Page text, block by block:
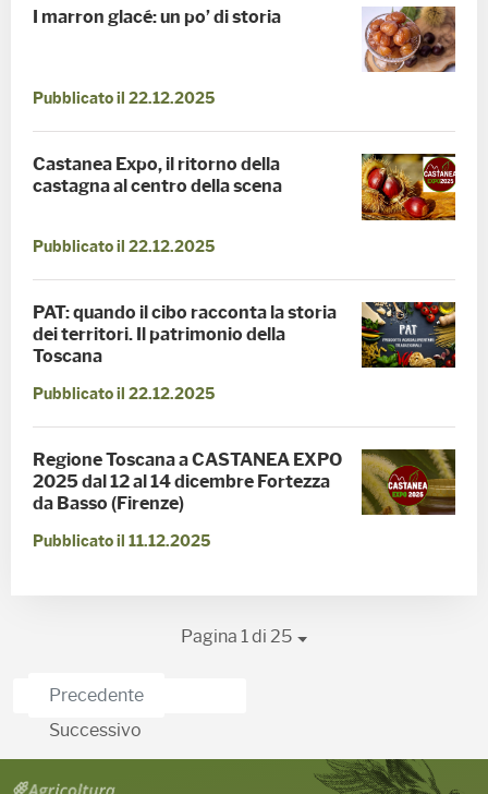
I marron glacé: un po’ di storia
Pubblicato il 22.12.2025
Castanea Expo, il ritorno della
castagna al centro della scena
Pubblicato il 22.12.2025
PAT: quando il cibo racconta la storia
dei territori. Il patrimonio della
Toscana
Pubblicato il 22.12.2025
Regione Toscana a CASTANEA EXPO
2025 dal 12 al 14 dicembre Fortezza
da Basso (Firenze)
Pubblicato il 11.12.2025
Pagina 1 di 25
Precedente
Successivo